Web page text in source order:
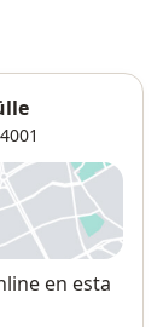
nueva
en esta